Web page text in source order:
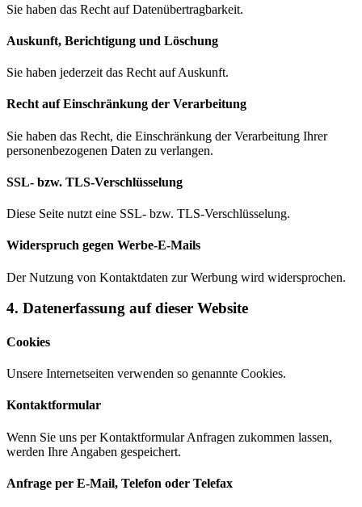
Sie haben das Recht auf Datenübertragbarkeit.
Auskunft, Berichtigung und Löschung
Sie haben jederzeit das Recht auf Auskunft.
Recht auf Einschränkung der Verarbeitung
Sie haben das Recht, die Einschränkung der Verarbeitung Ihrer
personenbezogenen Daten zu verlangen.
SSL- bzw. TLS-Verschlüsselung
Diese Seite nutzt eine SSL- bzw. TLS-Verschlüsselung.
Widerspruch gegen Werbe-E-Mails
Der Nutzung von Kontaktdaten zur Werbung wird widersprochen.
4. Datenerfassung auf dieser Website
Cookies
Unsere Internetseiten verwenden so genannte Cookies.
Kontaktformular
Wenn Sie uns per Kontaktformular Anfragen zukommen lassen,
werden Ihre Angaben gespeichert.
Anfrage per E-Mail, Telefon oder Telefax